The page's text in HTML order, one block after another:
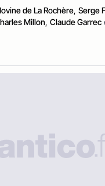
de La Rochère, Serge
Millon, Claude Garrec